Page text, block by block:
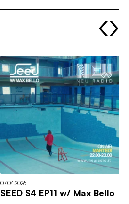
07.04.2026
SEED S4 EP11 w/ Max Bello
‹›